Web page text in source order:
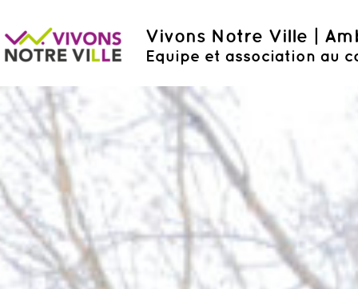
Vivons Notre Ville |
Equipe et association au